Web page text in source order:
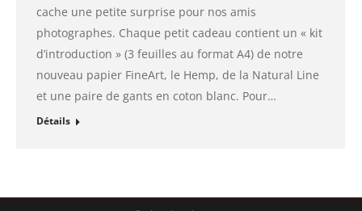
cache une petite surprise pour nos amis
photographes. Chaque petit cadeau contient un « kit
d’introduction » (3 feuilles au format A4) de notre
nouveau papier FineArt, le Hemp, de la Natural Line
et une paire de gants en coton blanc. Pour…
Détails